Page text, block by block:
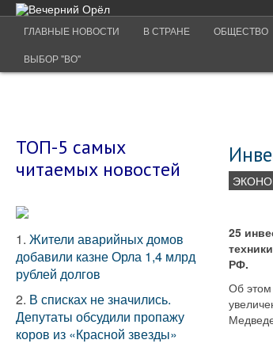
ГЛАВНЫЕ НОВОСТИ В СТРАНЕ ОБЩЕСТВО
ВЫБОР "ВО"
25
РФ.
Об
ТОП-5 самых
читаемых новостей
1. Жители аварийных домов
добавили казне Орла 1,4 млрд
рублей долгов
2. В списках не значились.
Депутаты обсудили пропажу
коров из «Красной звезды»